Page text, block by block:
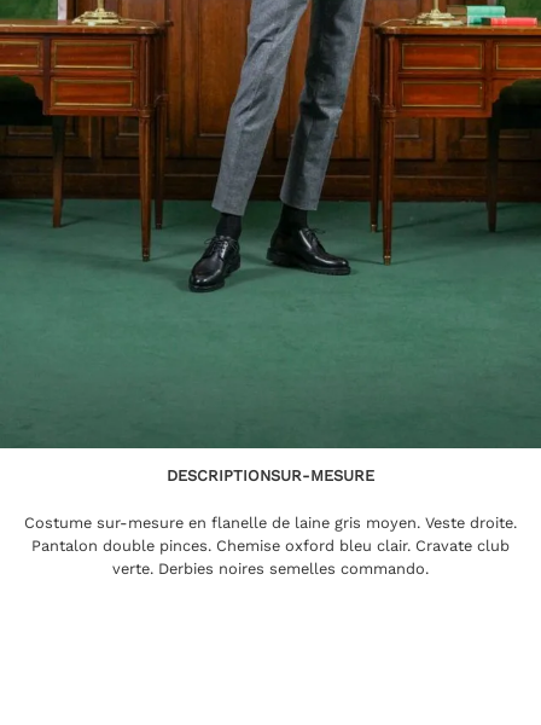
DESCRIPTIONSUR-MESURE
Costume sur-mesure en flanelle de laine gris moyen. Veste droite.
Pantalon double pinces. Chemise oxford bleu clair. Cravate club
verte. Derbies noires semelles commando.